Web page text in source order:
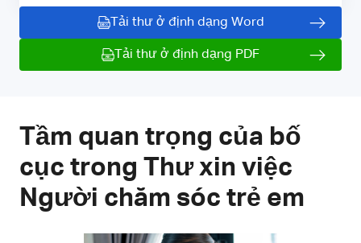
Tải thư ở định dạng Word
Tải thư ở định dạng PDF
Tầm quan trọng của bố
cục trong Thư xin việc
Người chăm sóc trẻ em